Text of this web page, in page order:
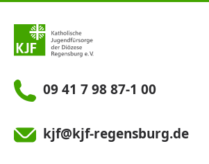
09 41 7 98 87-1 00
kjf@kjf-regensburg.de